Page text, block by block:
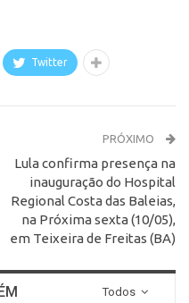
Twitter
PRÓXIMO
Lula confirma presença na
inauguração do Hospital
Regional Costa das Baleias,
na Próxima sexta (10/05),
em Teixeira de Freitas (BA)
Todos